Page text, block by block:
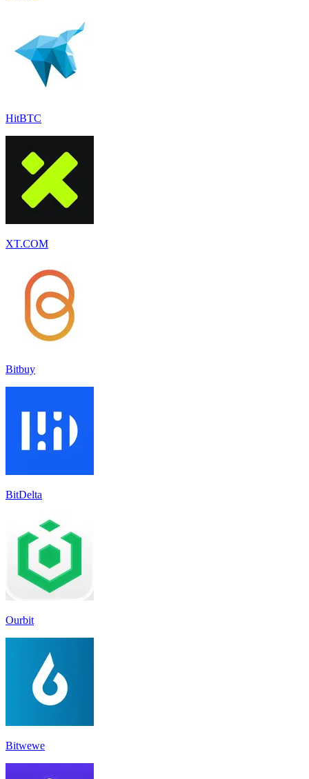
HitBTC
XT.COM
Bitbuy
BitDelta
Ourbit
Bitwewe